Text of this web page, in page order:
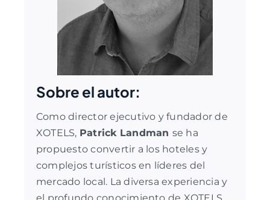
Sobre el autor:
Como director ejecutivo y fundador de
XOTELS, Patrick Landman se ha
propuesto convertir a los hoteles y
complejos turísticos en líderes del
mercado local. La diversa experiencia y